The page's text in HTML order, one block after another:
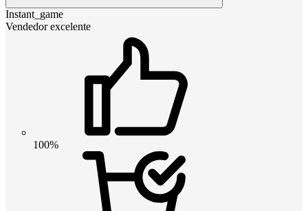
Instant_game
Vendedor excelente
100%